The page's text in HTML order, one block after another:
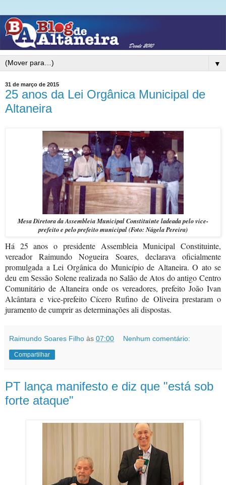
▼
31 de março de 2015
25 anos da Lei Orgânica Municipal de
Altaneira
Mesa Diretora da Assembleia Municipal Constituinte ladeada pelo vice-
prefeito e pelo prefeito municipal (Foto: Nágela Pereira)
Há 25 anos o presidente Assembleia Municipal Constituinte,
vereador Raimundo Nogueira Soares, declarava oficialmente
promulgada a Lei Orgânica do Município de Altaneira. O ato se
deu em Sessão Solene realizada no Salão de Atos do antigo Centro
Comunitário de Altaneira onde os vereadores, prefeito João Ivan
Alcântara e vice-prefeito Cícero Rufino de Oliveira prestaram o
juramento de cumprir as determinações ali dispostas.
Raimundo Soares Filho às 07:00 Nenhum comentário:
Compartilhar
PT lança manifesto e diz que "está sob
forte ataque"